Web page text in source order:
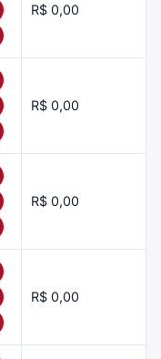
R$ 0,00
R$ 0,00
R$ 0,00
R$ 0,00